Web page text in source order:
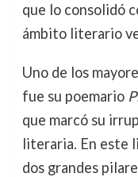
que lo consolidó
ámbito literario
Uno de los
fue su poemario
que marcó su
literaria. En este
dos grandes